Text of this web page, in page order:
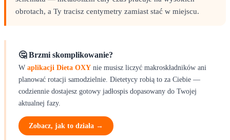
obrotach, a Ty tracisz centymetry zamiast stać w miejscu.
🤔 Brzmi skomplikowanie?
W aplikacji Dieta OXY nie musisz liczyć makroskładników ani
planować rotacji samodzielnie. Dietetycy robią to za Ciebie —
codziennie dostajesz gotowy jadłospis dopasowany do Twojej
aktualnej fazy.
Zobacz, jak to działa →